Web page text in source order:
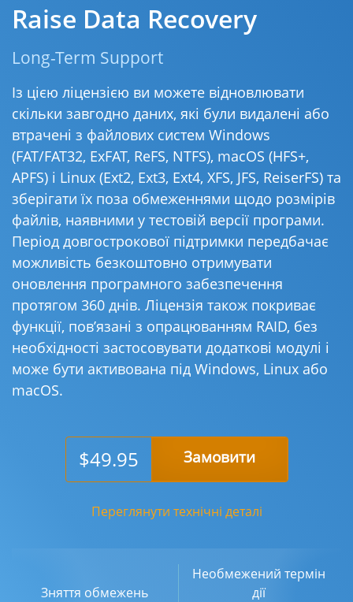
Raise Data Recovery
Long-Term Support
Із цією ліцензією ви можете відновлювати
скільки завгодно даних, які були видалені або
втрачені з файлових систем Windows
(FAT/FAT32, ExFAT, ReFS, NTFS), macOS (HFS+,
APFS) і Linux (Ext2, Ext3, Ext4, XFS, JFS, ReiserFS) та
зберігати їх поза обмеженнями щодо розмірів
файлів, наявними у тестовій версії програми.
Період довгострокової підтримки передбачає
можливість безкоштовно отримувати
оновлення програмного забезпечення
протягом 360 днів. Ліцензія також покриває
функції, пов’язані з опрацюванням RAID, без
необхідності застосовувати додаткові модулі і
може бути активована під Windows, Linux або
macOS.
$49.95 Замовити
Переглянути технічні деталі
Зняття обмежень
Необмежений термін
дії